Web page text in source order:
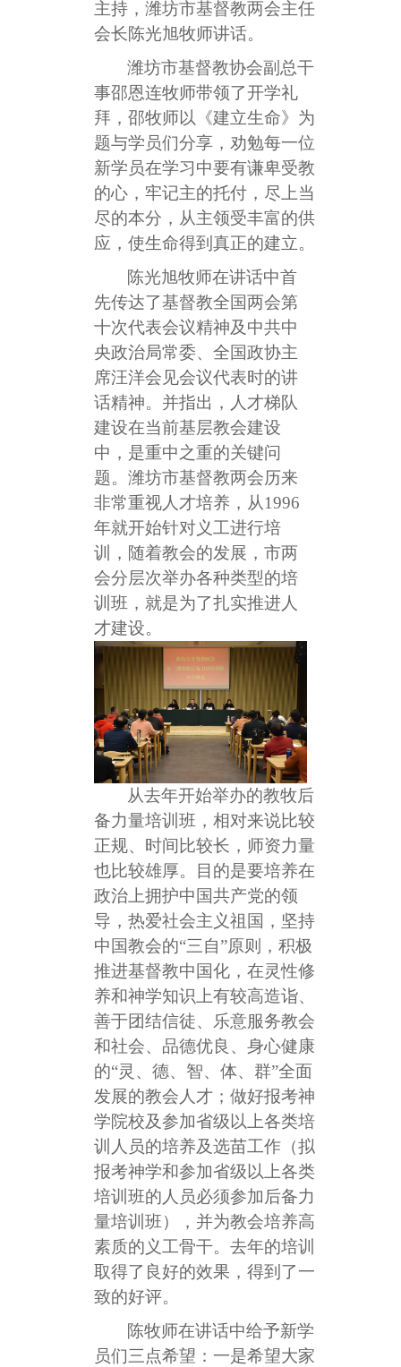
主持，潍坊市基督教两会主任
会长陈光旭牧师讲话。
潍坊市基督教协会副总干
事邵恩连牧师带领了开学礼
拜，邵牧师以《建立生命》为
题与学员们分享，劝勉每一位
新学员在学习中要有谦卑受教
的心，牢记主的托付，尽上当
尽的本分，从主领受丰富的供
应，使生命得到真正的建立。
陈光旭牧师在讲话中首
先传达了基督教全国两会第
十次代表会议精神及中共中
央政治局常委、全国政协主
席汪洋会见会议代表时的讲
话精神。并指出，人才梯队
建设在当前基层教会建设
中，是重中之重的关键问
题。潍坊市基督教两会历来
非常重视人才培养，从1996
年就开始针对义工进行培
训， 随着教会的发展，市两
会分层次举办各种类型的培
训班，就是为了扎实推进人
才建设。
从去年开始举办的教牧后
备力量培训班，相对来说比较
正规、时间比较长，师资力量
也比较雄厚。目的是要培养在
政治上拥护中国共产党的领
导，热爱社会主义祖国，坚持
中国教会的“三自”原则，积极
推进基督教中国化，在灵性修
养和神学知识上有较高造诣、
善于团结信徒、乐意服务教会
和社会、品德优良、身心健康
的“灵、德、智、体、群”全面
发展的教会人才； 做好报考神
学院校及参加省级以上各类培
训人员的培养及选苗工作（拟
报考神学和参加省级以上各类
培训班的人员必须参加后备力
量培训班），并为教会培养高
素质的义工骨干。 去年的培训
取得了良好的效果，得到了一
致的好评。
陈牧师在讲话中给予新学
员们三点希望：一是希望大家